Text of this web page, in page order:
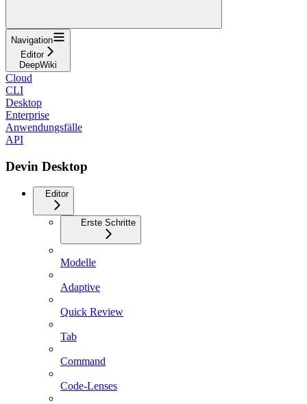
Navigation
Editor
DeepWiki
Cloud
CLI
Desktop
Enterprise
Anwendungsfälle
API
Devin Desktop
Editor
Erste Schritte
Modelle
Adaptive
Quick Review
Tab
Command
Code-Lenses